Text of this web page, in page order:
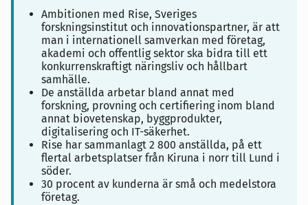
Ambitionen med Rise, Sveriges
forskningsinstitut och innovationspartner, är att
man i internationell samverkan med företag,
akademi och offentlig sektor ska bidra till ett
konkurrenskraftigt näringsliv och hållbart
samhälle.
De anställda arbetar bland annat med
forskning, provning och certifiering inom bland
annat biovetenskap, byggprodukter,
digitalisering och IT-säkerhet.
Rise har sammanlagt 2 800 anställda, på ett
flertal arbetsplatser från Kiruna i norr till Lund i
söder.
30 procent av kunderna är små och medelstora
företag.